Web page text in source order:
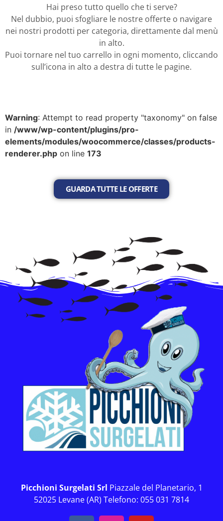
Hai preso tutto quello che ti serve?
Nel dubbio, puoi sfogliare le nostre offerte o navigare
nei nostri prodotti per categoria, direttamente dal menù
in alto.
Puoi tornare nel tuo carrello in ogni momento, cliccando
sull’icona in alto a destra di tutte le pagine.
Warning: Attempt to read property "taxonomy" on false
in /www/wp-content/plugins/pro-
elements/modules/woocommerce/classes/products-
renderer.php on line 173
GUARDA TUTTE LE OFFERTE
Picchioni Surgelati Srl Piazzale del Planetario, 1
52025 Levane (AR) Telefono: 055 031 7814